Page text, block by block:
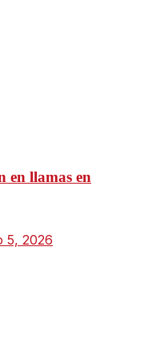
en llamas en
5, 2026